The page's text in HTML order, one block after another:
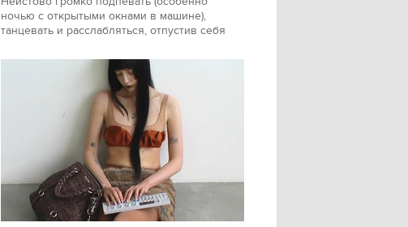
ночью с открытыми окнами в машине),
танцевать и расслабляться, отпустив себя